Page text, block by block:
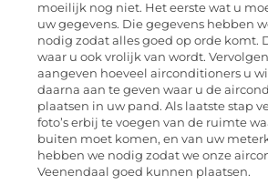
moeilijk nog niet. Het eerste wat u
uw gegevens. Die gegevens hebben
nodig zodat alles goed op orde komt.
waar u ook vrolijk van wordt.
aangeven hoeveel airconditioners u
daarna aan te geven waar u de
plaatsen in uw pand. Als laatste stap
foto’s erbij te voegen van de ruimte
buiten moet komen, en van uw
hebben we nodig zodat we onze
Veenendaal goed kunnen plaatsen.